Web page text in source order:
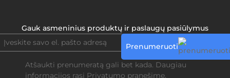
Gauk asmeninius produktų ir paslaugų pasiūlymus
Prenumeruoti
Atšaukti prenumeratą gali bet kada. Daugiau
informacijos rasi Privatumo pranešime.